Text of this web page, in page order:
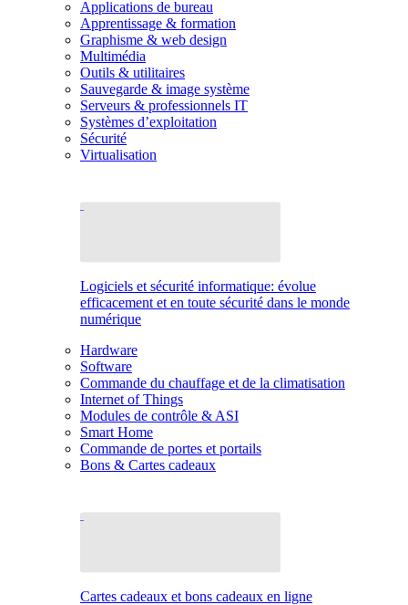
Applications de bureau
Apprentissage & formation
Graphisme & web design
Multimédia
Outils & utilitaires
Sauvegarde & image système
Serveurs & professionnels IT
Systèmes d’exploitation
Sécurité
Virtualisation
Logiciels et sécurité informatique: évolue
efficacement et en toute sécurité dans le monde
numérique
Hardware
Software
Commande du chauffage et de la climatisation
Internet of Things
Modules de contrôle & ASI
Smart Home
Commande de portes et portails
Bons & Cartes cadeaux
Cartes cadeaux et bons cadeaux en ligne